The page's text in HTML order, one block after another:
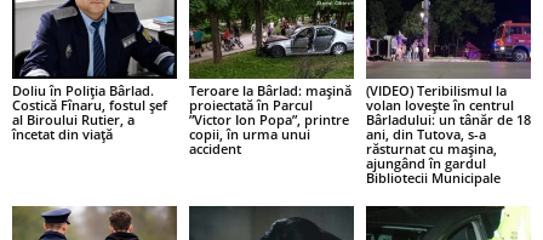
Doliu în Poliția Bârlad.
Costică Fînaru, fostul șef
al Biroului Rutier, a
încetat din viață
Teroare la Bârlad: mașină
proiectată în Parcul
”Victor Ion Popa”, printre
copii, în urma unui
accident
(VIDEO) Teribilismul la
volan lovește în centrul
Bârladului: un tânăr de 18
ani, din Tutova, s-a
răsturnat cu mașina,
ajungând în gardul
Bibliotecii Municipale